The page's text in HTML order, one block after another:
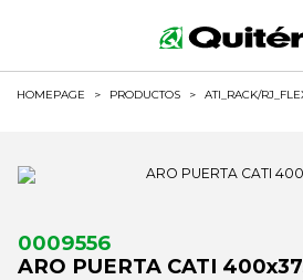
HOMEPAGE > PRODUCTOS > ATI_RACK/
0009556
ARO PUERTA CATI